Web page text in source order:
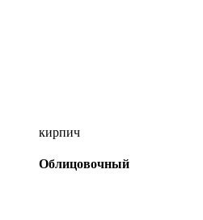
кирпич
Облицовочный